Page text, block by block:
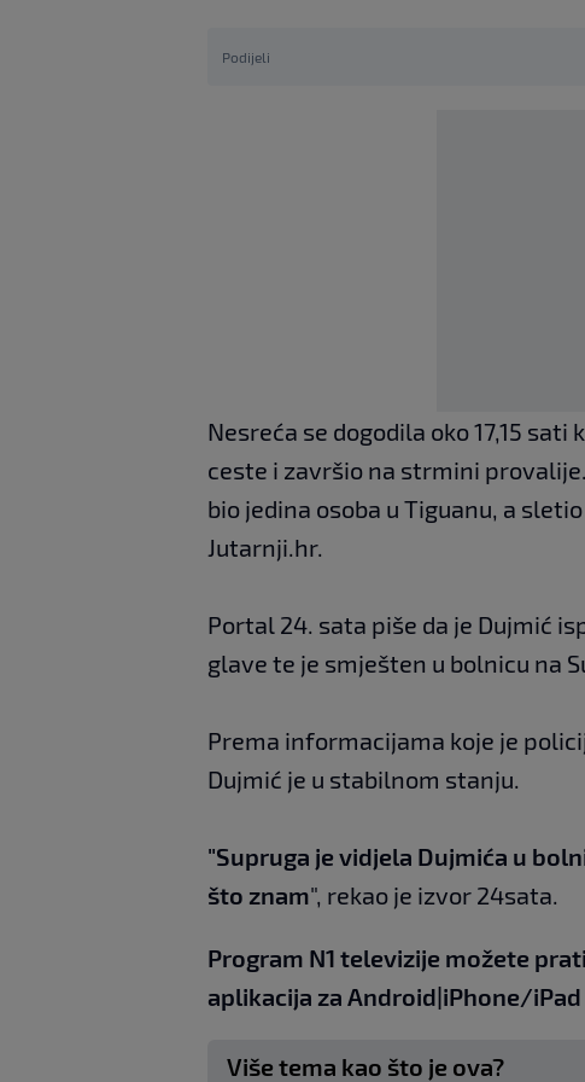
Podijeli
Nesreća se dogodila oko 17,15
ceste i završio na strmini
bio jedina osoba u Tiguanu, a
Jutarnji.hr.
Portal 24. sata piše da je Dujmić
glave te je smješten u bolnicu na
Prema informacijama koje je
Dujmić je u stabilnom stanju.
"Supruga je vidjela Dujmića u
što znam", rekao je izvor 24sata.
Program N1 televizije možete
aplikacija za Android|iPhone/iPad
Više tema kao što je ova?